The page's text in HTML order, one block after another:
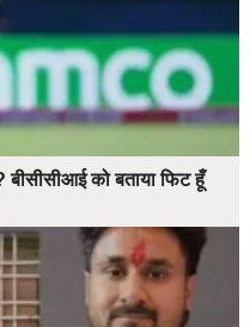
को बताया फिट हूँ